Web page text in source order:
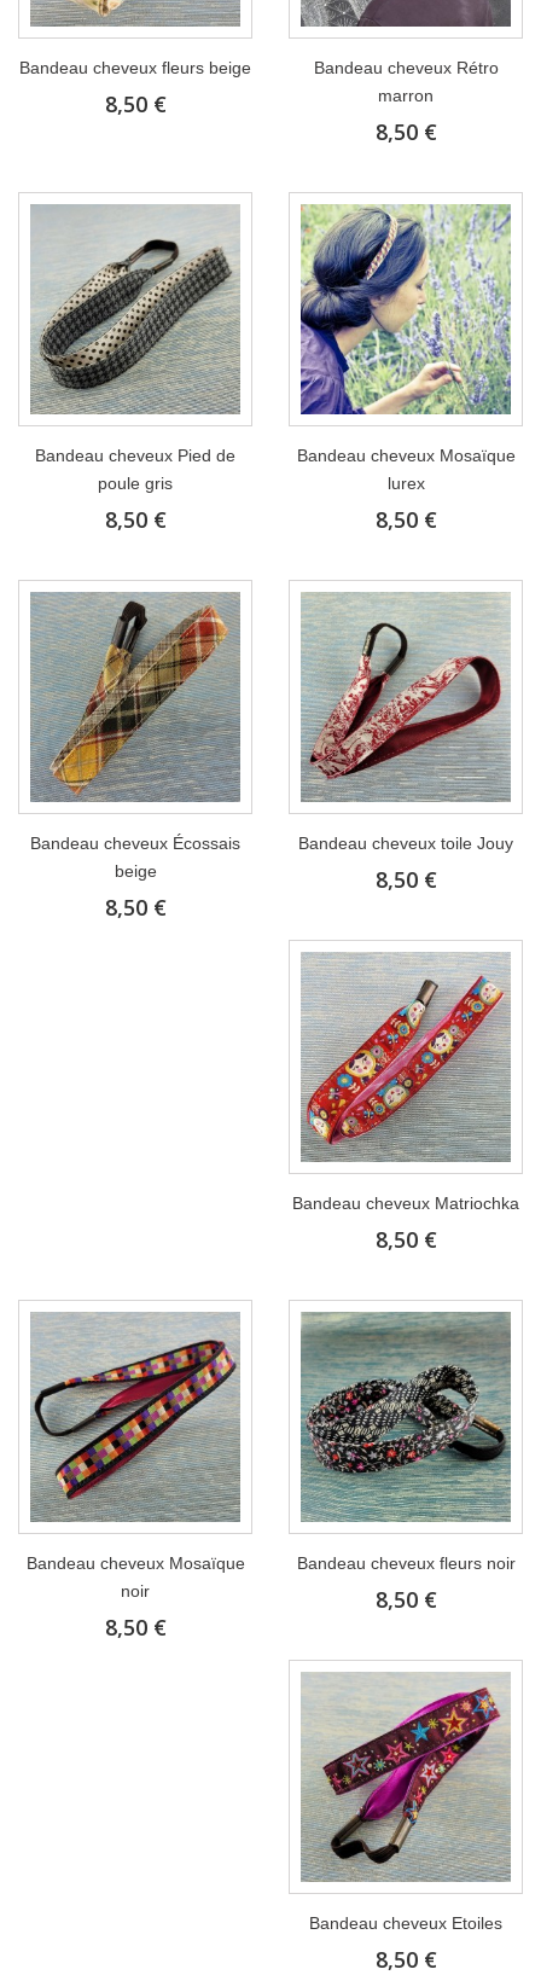
Bandeau cheveux fleurs beige
8,50 €
Bandeau cheveux Rétro
marron
8,50 €
Bandeau cheveux Pied de
poule gris
8,50 €
Bandeau cheveux Mosaïque
lurex
8,50 €
Bandeau cheveux Écossais
beige
8,50 €
Bandeau cheveux toile Jouy
8,50 €
Bandeau cheveux Matriochka
8,50 €
Bandeau cheveux Mosaïque
noir
8,50 €
Bandeau cheveux fleurs noir
8,50 €
Bandeau cheveux Etoiles
8,50 €